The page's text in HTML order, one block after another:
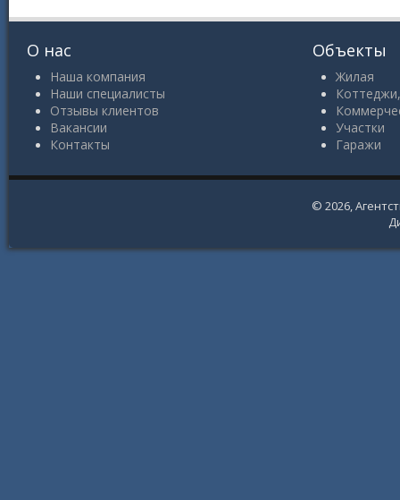
О нас
Наша компания
Наши специалисты
Отзывы клиентов
Вакансии
Контакты
Объекты
Жилая
Участки
Гаражи
© 2026,